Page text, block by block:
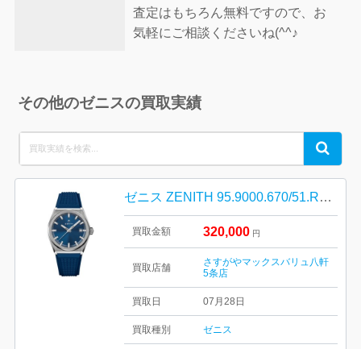
査定はもちろん無料ですので、お
気軽にご相談くださいね(^^♪
その他のゼニスの買取実績
Search
for:
Search
ゼニス ZENITH 95.9000.670/51.R790
買取金額 320,000 円
買取店舗
さすがやマックスバリュ八軒
5条店
買取日 07月28日
買取種別 ゼニス